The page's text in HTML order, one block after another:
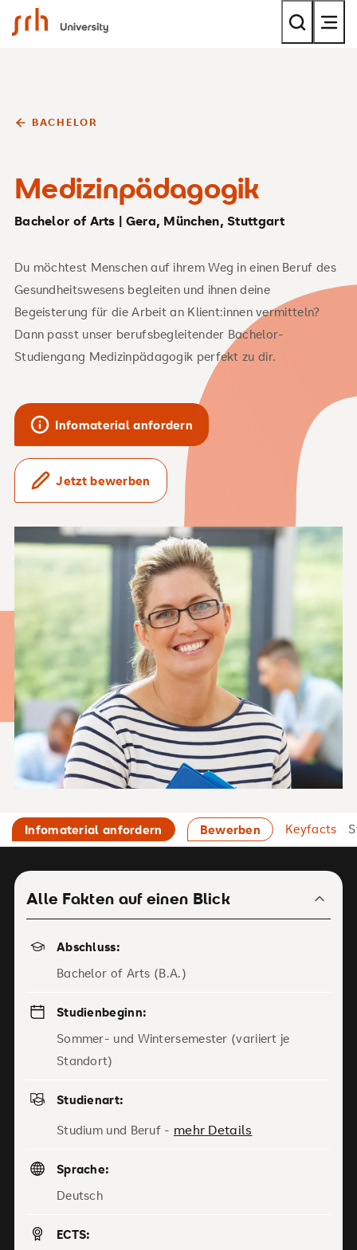
SRH University
BACHELOR
Medizinpädagogik
Bachelor of Arts | Gera, München, Stuttgart
Du möchtest Menschen auf ihrem Weg in einen Beruf des
Gesundheitswesens begleiten und ihnen deine
Begeisterung für die Arbeit an Klient:innen vermitteln?
Dann passt unser berufsbegleitender Bachelor-
Studiengang Medizinpädagogik perfekt zu dir.
Infomaterial anfordern
Jetzt bewerben
Infomaterial anfordern Bewerben Keyfacts
Alle Fakten auf einen Blick
Abschluss:
Bachelor of Arts (B.A.)
Studienbeginn:
Sommer- und Wintersemester (variiert je
Standort)
Studienart:
Studium und Beruf - mehr Details
Sprache:
Deutsch
ECTS: